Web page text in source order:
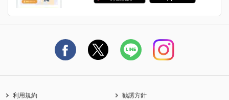
保険料の支払い方法
生命保険料控除に関するご案内
契約更新を迎えるご契約者さまへ
ライフネット生命公式note
利用規約
勧誘方針